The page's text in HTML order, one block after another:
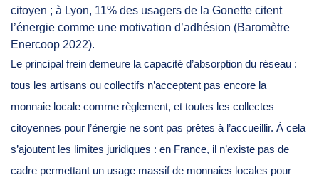
citoyen ; à Lyon, 11% des usagers de la Gonette citent
l’énergie comme une motivation d’adhésion (Baromètre
Enercoop 2022).
Le principal frein demeure la capacité d’absorption du réseau :
tous les artisans ou collectifs n’acceptent pas encore la
monnaie locale comme règlement, et toutes les collectes
citoyennes pour l’énergie ne sont pas prêtes à l’accueillir. À cela
s’ajoutent les limites juridiques : en France, il n’existe pas de
cadre permettant un usage massif de monnaies locales pour